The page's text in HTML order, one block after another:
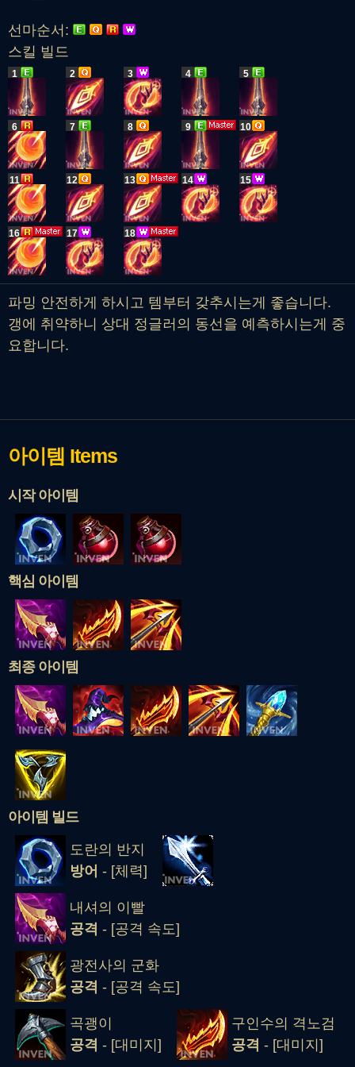
선마순서:
스킬 빌드
1 2 3 4 5
6 7 8 9 10
11 12 13 14 15
16 17 18
파밍 안전하게 하시고 템부터 갖추시는게 좋습니다.
갱에 취약하니 상대 정글러의 동선을 예측하시는게 중
요합니다.
아이템 Items
시작 아이템
핵심 아이템
최종 아이템
아이템 빌드
도란의 반지
방어 - [체력]
내셔의 이빨
공격 - [공격 속도]
광전사의 군화
공격 - [공격 속도]
곡괭이
공격 - [대미지]
구인수의 격노검
공격 - [대미지]